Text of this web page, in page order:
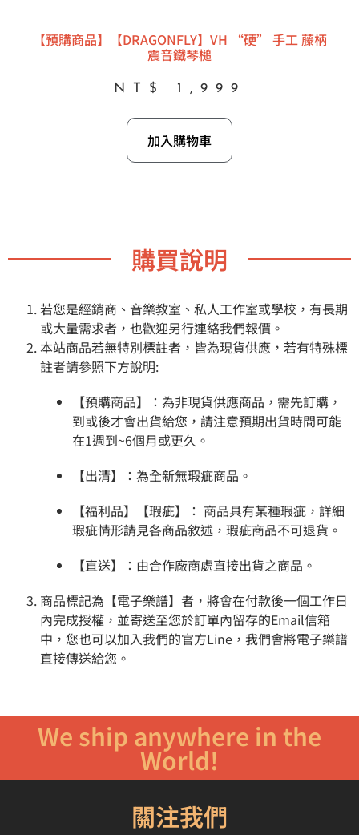
【預購商品】【DRAGONFLY】VH “硬” 手工 藤柄
震音鐵琴槌
NT$ 1,999
加入購物車
購買說明
若您是經銷商、音樂教室、私人工作室或學校，有長期
或大量需求者，也歡迎另行連絡我們報價。
本站商品若無特別標註者，皆為現貨供應，若有特殊標
註者請參照下方說明:
【預購商品】：為非現貨供應商品，需先訂購，
到或後才會出貨給您，請注意預期出貨時間可能
在1週到~6個月或更久。
【出清】：為全新無瑕疵商品。
【福利品】【瑕疵】： 商品具有某種瑕疵，詳細
瑕疵情形請見各商品敘述，瑕疵商品不可退貨。
【直送】：由合作廠商處直接出貨之商品。
商品標記為【電子樂譜】者，將會在付款後一個工作日
內完成授權，並寄送至您於訂單內留存的Email信箱
中，您也可以加入我們的官方Line，我們會將電子樂譜
直接傳送給您。
We ship anywhere in the
World!
關注我們